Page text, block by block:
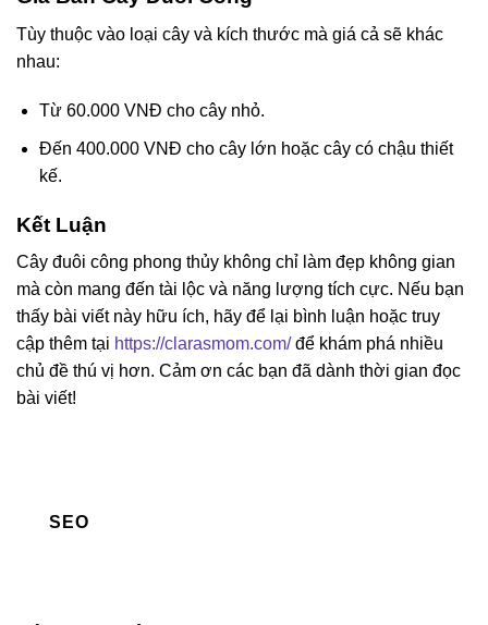
Tùy thuộc vào loại cây và kích thước mà giá cả sẽ khác
nhau:
Từ 60.000 VNĐ cho cây nhỏ.
Đến 400.000 VNĐ cho cây lớn hoặc cây có chậu thiết
kế.
Kết Luận
Cây đuôi công phong thủy không chỉ làm đẹp không gian
mà còn mang đến tài lộc và năng lượng tích cực. Nếu bạn
thấy bài viết này hữu ích, hãy để lại bình luận hoặc truy
cập thêm tại https://clarasmom.com/để khám phá nhiều
chủ đề thú vị hơn. Cảm ơn các bạn đã dành thời gian đọc
bài viết!
SEO